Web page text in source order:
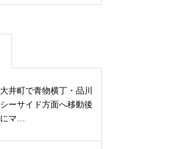
大井町で青物横丁・品川
シーサイド方面へ移動後
にマ…